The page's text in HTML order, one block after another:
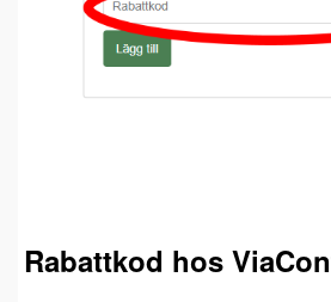
Rabattkod hos